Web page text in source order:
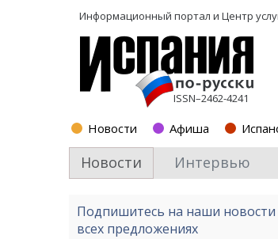
Информационный портал и Центр
ISSN–2462-4241
Новости Афиша
Новости Интервью
Подпишитесь на наши
всех предложениях